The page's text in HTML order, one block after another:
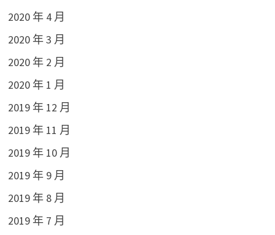
2020 年 4 月
2020 年 3 月
2020 年 2 月
2020 年 1 月
2019 年 12 月
2019 年 11 月
2019 年 10 月
2019 年 9 月
2019 年 8 月
2019 年 7 月